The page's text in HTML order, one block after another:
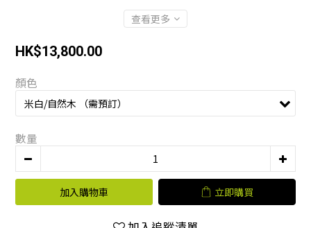
查看更多
HK$13,800.00
顏色
數量
加入購物車 立即購買